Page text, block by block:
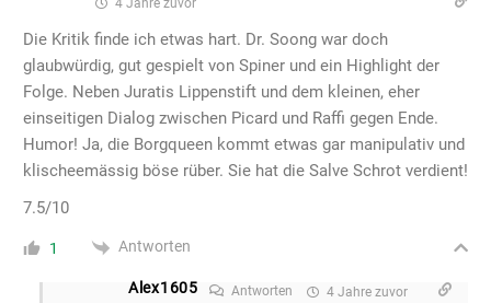
4 Jahre zuvor
Die Kritik finde ich etwas hart. Dr. Soong war doch
glaubwürdig, gut gespielt von Spiner und ein Highlight der
Folge. Neben Juratis Lippenstift und dem kleinen, eher
einseitigen Dialog zwischen Picard und Raffi gegen Ende.
Humor! Ja, die Borgqueen kommt etwas gar manipulativ und
klischeemässig böse rüber. Sie hat die Salve Schrot verdient!
7.5/10
1 Antworten
Alex1605 Antworten 4 Jahre zuvor